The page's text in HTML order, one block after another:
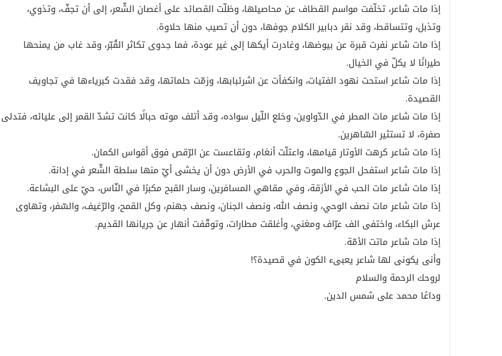
إذا مات شاعر، تخلّفت مواسم القطاف عن محاصيلها، وظلّت القصائد على أغصان الشّعر، إلى أن تجفّ، وتذوي،
وتذبل، وتتساقط، وقد نقر دبابير الكلام جوفها، دون أن تصيب منها حلاوة.
إذا مات شاعر نفرت قبرة عن بيوضها، وغادرت أيكها إلى غير عودة، فما جدوى تكاثر القُبّر، وقد غاب من يمنحها
طيرانًا لا يكلّ في الخيال.
إذا مات شاعر استحت نهود الفتيات، وانكفأت عن اشرئبابها، وزمّت حلماتها، وقد فقدت كبرياءها في تجاويف
القصيدة.
إذا مات شاعر مات المطر في الدّواوين، وخلع اللّيل سواده، وقد أتلف موته حبالًا كانت تشدّ القمر إلى عليائه، فتدلى
صفرة، لا تستثير السّاهرين.
إذا مات شاعر كرهت الأوتار قيامها، واعتلّت أنغام، وتقاعست عن الرّقص فوق أقواس الكمان.
إذا مات شاعر استفحل الجوع والموت والحرب في الأرض دون أن يخشى أيّ منها سلطة الشّعر في إدانة.
إذا مات شاعر مات الحب في الأزقة، وفي مقاهي المسافرين، وسار القبح مكبرًا في النّاس، حيّ على البشاعة.
إذا مات شاعر مات نصف الوحي، ونصف الله، ونصف الجنان، ونصف جهنم، وكل القمح، والرّغيف، والسّفر، وتهاوى
عرش البكاء، واختفى الف عرّاف ومغني، وأغلقت مطارات، وتوقّفت أنهار عن جريانها القديم.
إذا مات شاعر ماتت الأمّة.
وأنى يكونى لها شاعر يعبىء الكون في قصيدة؟!
لروحك الرحمة والسلام
وداعًا محمد على شمس الدين.